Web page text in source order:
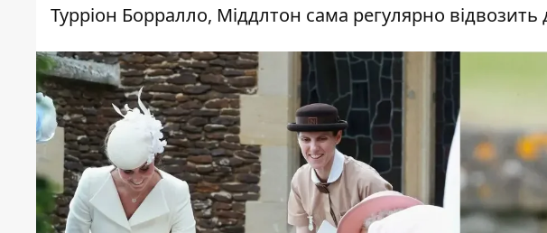
Турріон Борралло, Міддлтон сама регулярно